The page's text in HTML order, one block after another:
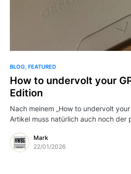
BLOG FEATURED
How to undervolt your
Edition
Nach meinem „How to undervolt
Artikel muss natürlich auch noch der
Mark
22/01/2026